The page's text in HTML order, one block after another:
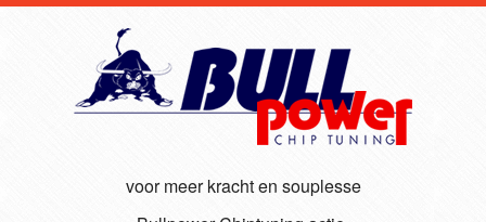
voor meer kracht en souplesse